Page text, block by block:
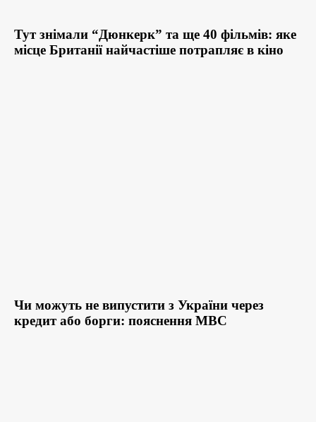
Тут знімали “Дюнкерк” та ще 40 фільмів: яке
місце Британії найчастіше потрапляє в кіно
Чи можуть не випустити з України через
кредит або борги: пояснення МВС